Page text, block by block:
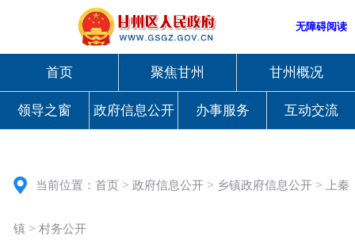
无障碍阅读
首页 聚焦甘州 甘州概况
领导之窗 政府信息公开 办事服务 互动交流
当前位置：首页 >政府信息公开 > 乡镇政府信息公开 > 上秦
镇 >村务公开